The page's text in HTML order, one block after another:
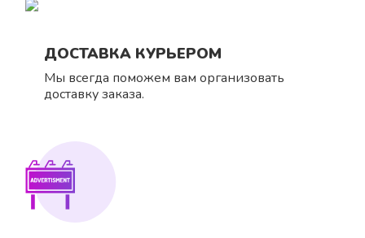
ДОСТАВКА КУРЬЕРОМ
Мы всегда поможем вам организовать
доставку заказа.